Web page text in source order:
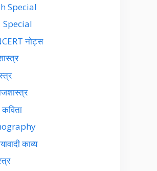
Special
नोट्स
कविता
काव्य